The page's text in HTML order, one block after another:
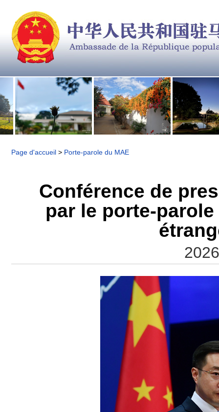
Page d'accueil > Porte-parole du MAE
Conférence de
par le porte-